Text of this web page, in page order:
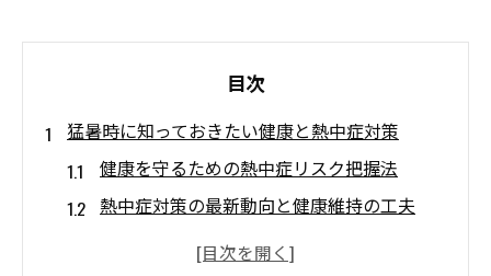
目次
猛暑時に知っておきたい健康と熱中症対策
健康を守るための熱中症リスク把握法
熱中症対策の最新動向と健康維持の工夫
健康障害を防ぐための暑さ対策の基礎知識